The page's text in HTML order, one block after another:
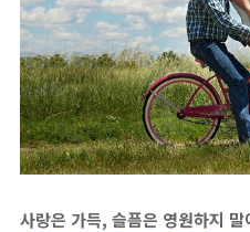
사랑은 가득, 슬픔은 영원하지 말